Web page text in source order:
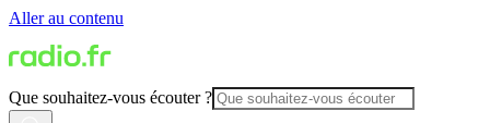
Aller au contenu
Que souhaitez-vous écouter ?